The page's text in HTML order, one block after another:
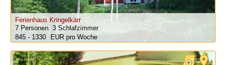
Ferienhaus Kringelkärr
7 Personen. 3 Schlafzimmer
845 - 1330
pro Woche